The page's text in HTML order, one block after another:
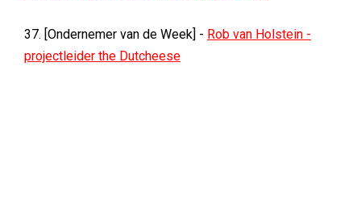
37. [Ondernemer van de Week] - Rob van Holstein -
projectleider the Dutcheese